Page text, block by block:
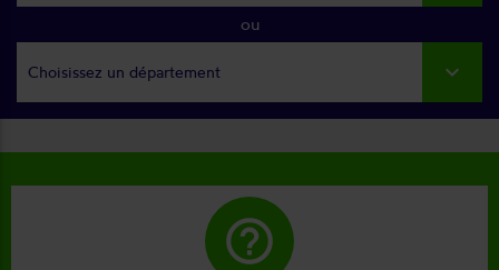
ou
Choisissez un département
help_outline